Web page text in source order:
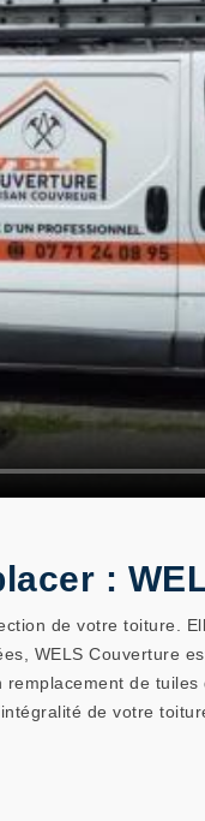
:
de votre toiture.
WELS Couverture
de
de votre